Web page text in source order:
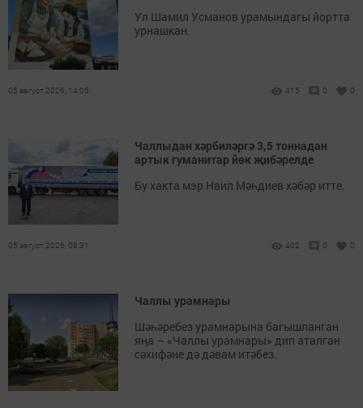
Ул Шамил Усманов урамындагы йортта
урнашкан.
05 август 2026, 14:05 415 0 0
Чаллыдан хәрбиләргә 3,5 тоннадан
артык гуманитар йөк җибәрелде
Бу хакта мэр Наил Мәһдиев хәбәр итте.
05 август 2026, 08:31 402 0 0
Чаллы урамнары
Шәһәребез урамнарына багышланган
яңа – «Чаллы урамнары» дип аталган
сәхифәне дә дәвам итәбез.